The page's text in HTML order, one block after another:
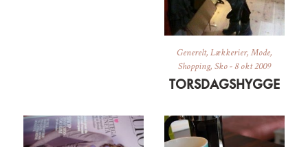
Generelt,Lækkerier,Mode,
Shopping,Sko-8 okt 2009
TORSDAGSHYGGE